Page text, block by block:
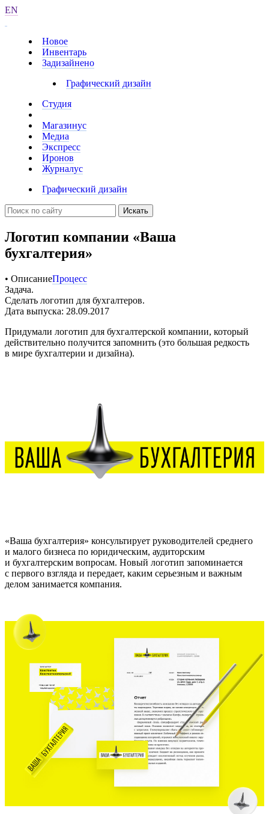
EN
Новое
Инвентарь
Задизайнено
Графический дизайн
Студия
Магазинус
Медиа
Экспресс
Иронов
Журналус
Графический дизайн
Искать
Логотип компании «Ваша
бухгалтерия»
• ОписаниеПроцесс
Задача.
Сделать логотип для бухгалтеров.
Дата выпуска: 28.09.2017
Придумали логотип для бухгалтерской компании, который
действительно получится запомнить (это большая редкость
в мире бухгалтерии и дизайна).
«Ваша бухгалтерия» консультирует руководителей среднего
и малого бизнеса по юридическим, аудиторским
и бухгалтерским вопросам. Новый логотип запоминается
с первого взгляда и передает, каким серьезным и важным
делом занимается компания.